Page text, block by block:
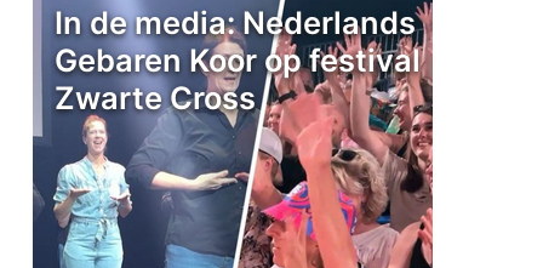
In de media: Nederlands
Gebaren Koor op festival
Zwarte Cross